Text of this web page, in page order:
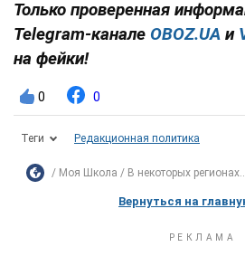
Только проверенная
Telegram-канале OBOZ.UA и
на фейки!
0 0
Теги Редакционная политика
Моя Школа В некоторых
Вернуться на